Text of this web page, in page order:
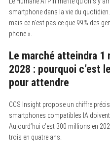
smartphone dans la vie du
mais ce n’est pas ce que 99% des
phone ».
Le marché atteindra 1
2028 : pourquoi c’est
pour attendre
CCS Insight propose un chiffre
smartphones compatibles IA
Aujourd’hui c’est 300 millions en
trois en quatre ans.
c
h
: